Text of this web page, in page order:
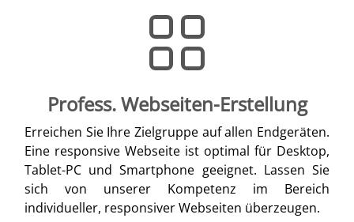
Profess. Webseiten-Erstellung
Erreichen Sie Ihre Zielgruppe auf allen Endgeräten.
Eine responsive Webseite ist optimal für Desktop,
Tablet-PC und Smartphone geeignet. Lassen Sie
sich von unserer Kompetenz im Bereich
individueller, responsiver Webseiten überzeugen.